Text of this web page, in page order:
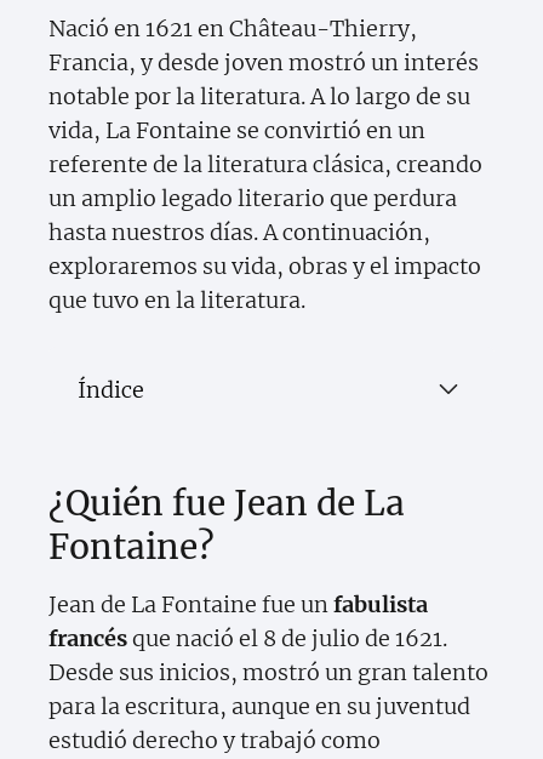
Nació en 1621 en Château-Thierry,
Francia, y desde joven mostró un interés
notable por la literatura. A lo largo de su
vida, La Fontaine se convirtió en un
referente de la literatura clásica, creando
un amplio legado literario que perdura
hasta nuestros días. A continuación,
exploraremos su vida, obras y el impacto
que tuvo en la literatura.
Índice
¿Quién fue Jean de La
Fontaine?
Jean de La Fontaine fue unfabulista
francésque nació el 8 de julio de 1621.
Desde sus inicios, mostró un gran talento
para la escritura, aunque en su juventud
estudió derecho y trabajó como